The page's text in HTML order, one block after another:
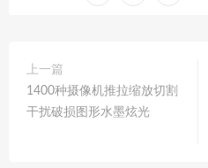
上一篇
1400种摄像机推拉缩放切割
干扰破损图形水墨炫光